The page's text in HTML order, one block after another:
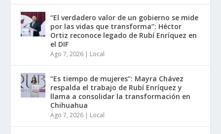
“El verdadero valor de un gobierno se mide
por las vidas que transforma”: Héctor
Ortiz reconoce legado de Rubí Enríquez en
el DIF
Ago 7, 2026 | Local
“Es tiempo de mujeres”: Mayra Chávez
respalda el trabajo de Rubí Enríquez y
llama a consolidar la transformación en
Chihuahua
Ago 7, 2026 | Local